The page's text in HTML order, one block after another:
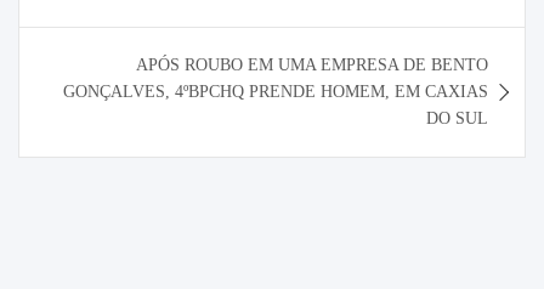
Post
APÓS ROUBO EM UMA EMPRESA DE BENTO
GONÇALVES, 4ºBPCHQ PRENDE HOMEM, EM CAXIAS
DO SUL